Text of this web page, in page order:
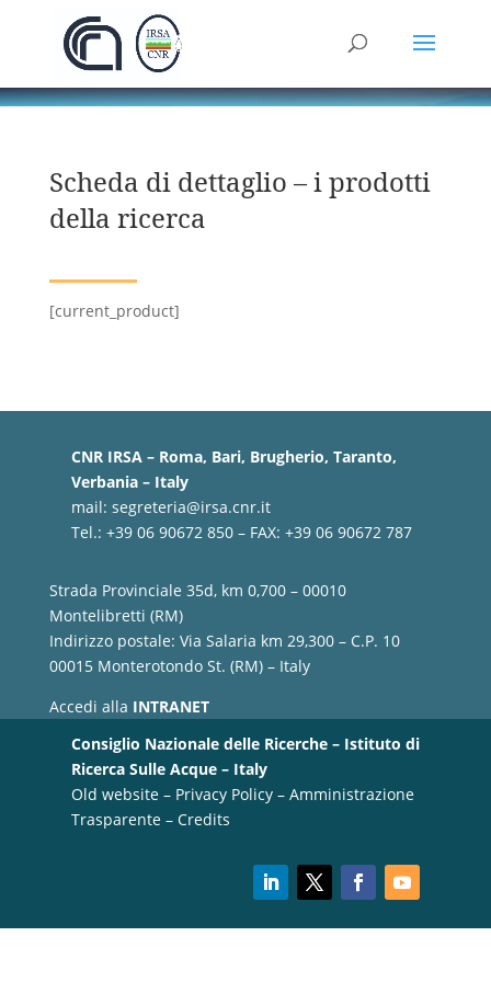
Scheda di dettaglio – i prodotti
della ricerca
[current_product]
CNR IRSA – Roma, Bari, Brugherio, Taranto,
Verbania – Italy
mail: segreteria@irsa.cnr.it
Tel.: +39 06 90672 850 – FAX: +39 06 90672 787
Strada Provinciale 35d, km 0,700 – 00010
Montelibretti (RM)
Indirizzo postale: Via Salaria km 29,300 – C.P. 10
00015 Monterotondo St. (RM) – Italy
Accedi alla INTRANET
Consiglio Nazionale delle Ricerche – Istituto di
Ricerca Sulle Acque – Italy
Old website– Privacy Policy– Amministrazione
Trasparente– Credits